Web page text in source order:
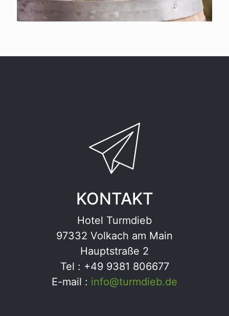
KONTAKT
Hotel Turmdieb
97332 Volkach am Main
Hauptstraße 2
Tel : +49 9381 806677
E-mail : info@turmdieb.de